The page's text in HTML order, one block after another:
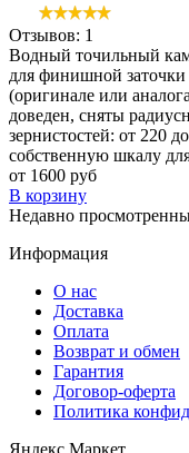
Отзывов: 1
Водный точильный
для финишной
(оригинале или
доведен, сняты
зернистостей: от 220
собственную шкалу
от 1600 руб
В корзину
Недавно
Информация
О нас
Доставка
Оплата
Возврат и обмен
Гарантия
Договор-оферта
Политика
Яндекс.Маркет